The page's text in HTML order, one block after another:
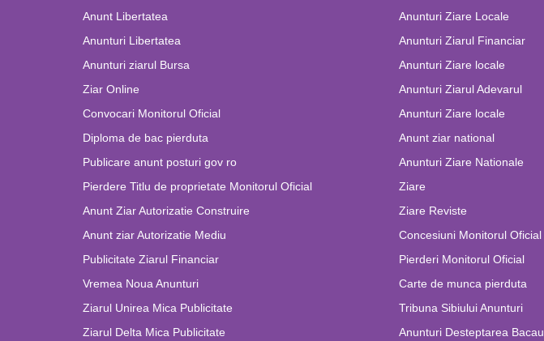
Anunt Libertatea
Anunturi Libertatea
Anunturi ziarul Bursa
Ziar Online
Convocari Monitorul Oficial
Diploma de bac pierduta
Publicare anunt posturi gov ro
Pierdere Titlu de proprietate Monitorul Oficial
Anunt Ziar Autorizatie Construire
Anunt ziar Autorizatie Mediu
Publicitate Ziarul Financiar
Vremea Noua Anunturi
Ziarul Unirea Mica Publicitate
Ziarul Delta Mica Publicitate
Anunturi Ziare Locale
Anunturi Ziarul Financiar
Anunturi Ziare locale
Anunturi Ziarul Adevarul
Anunturi Ziare locale
Anunt ziar national
Anunturi Ziare Nationale
Ziare
Ziare Reviste
Concesiuni Monitorul Oficial
Pierderi Monitorul Oficial
Carte de munca pierduta
Tribuna Sibiului Anunturi
Anunturi Desteptarea Bacau